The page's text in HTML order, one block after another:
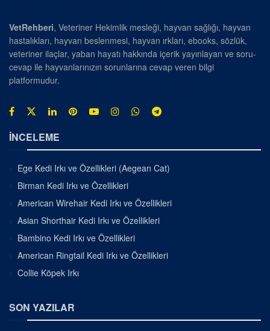
VetRehberi, Veteriner Hekimlik mesleği, hayvan sağlığı, hayvan
hastalıkları, hayvan beslenmesi, hayvan ırkları, ebooks, sözlük,
veteriner ilaçlar, yaban hayatı hakkında içerik yayınlayan ve soru-
cevap ile hayvanlarınızın sorunlarına cevap veren bilgi
platformudur.
İNCELEME
Ege Kedi Irkı ve Özellikleri (Aegean Cat)
Birman Kedi Irkı ve Özellikleri
American Wirehair Kedi Irkı ve Özellikleri
Asian Shorthair Kedi Irkı ve Özellikleri
Bambino Kedi Irkı ve Özellikleri
American Ringtail Kedi Irkı ve Özellikleri
Collie Köpek Irkı
SON YAZILAR